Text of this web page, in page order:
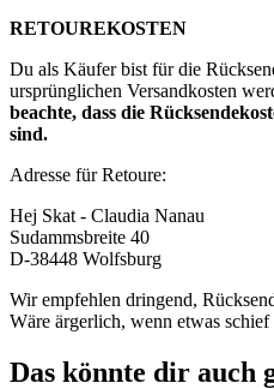
RETOUREKOSTEN
Du als Käufer bist für die
ursprünglichen Versandkosten
beachte, dass die
sind.
Adresse für Retoure:
Hej Skat - Claudia Nanau
Sudammsbreite 40
D-38448 Wolfsburg
Wir empfehlen dringend,
Wäre ärgerlich, wenn etwas schief
Das könnte dir auch